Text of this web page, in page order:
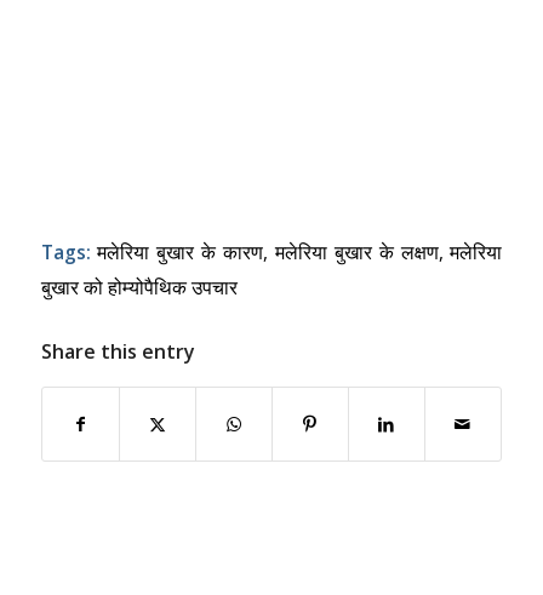
Tags: मलेरिया बुखार के कारण,मलेरिया बुखार के लक्षण,मलेरिया
बुखार को होम्योपैथिक उपचार
Share this entry